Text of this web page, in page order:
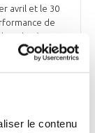
le contenu
avril et le 30
de
du 2ème
de production
hausse de
celles des